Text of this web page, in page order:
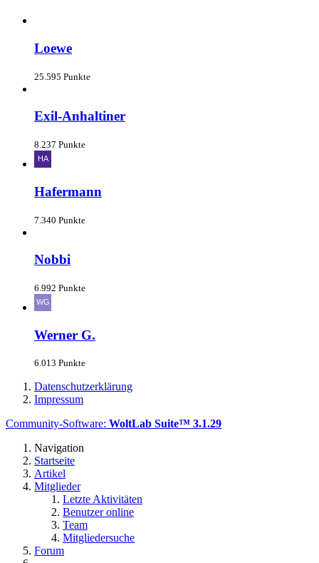
Loewe
25.595 Punkte
Exil-Anhaltiner
8.237 Punkte
Hafermann
7.340 Punkte
Nobbi
6.992 Punkte
Werner G.
6.013 Punkte
Datenschutzerklärung
Impressum
Community-Software: WoltLab Suite™ 3.1.29
Navigation
Startseite
Artikel
Mitglieder
Letzte Aktivitäten
Benutzer online
Team
Mitgliedersuche
Forum